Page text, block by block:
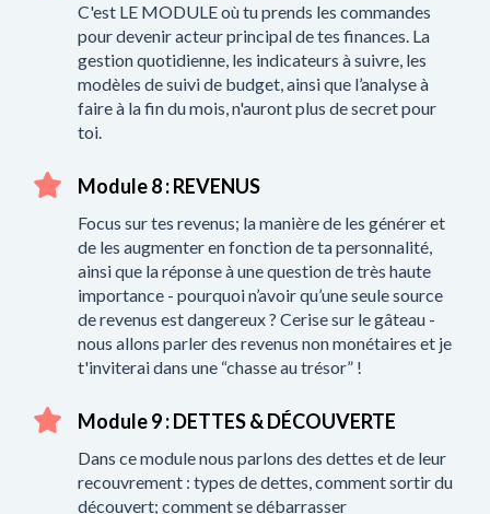
C'est LE MODULE où tu prends les commandes
pour devenir acteur principal de tes finances. La
gestion quotidienne, les indicateurs à suivre, les
modèles de suivi de budget, ainsi que l’analyse à
faire à la fin du mois, n'auront plus de secret pour
toi.
Module 8 : REVENUS
Focus sur tes revenus; la manière de les générer et
de les augmenter en fonction de ta personnalité,
ainsi que la réponse à une question de très haute
importance - pourquoi n’avoir qu’une seule source
de revenus est dangereux ? Cerise sur le gâteau -
nous allons parler des revenus non monétaires et je
t'inviterai dans une “chasse au trésor” !
Module 9 : DETTES & DÉCOUVERTE
Dans ce module nous parlons des dettes et de leur
recouvrement : types de dettes, comment sortir du
découvert; comment se débarrasser